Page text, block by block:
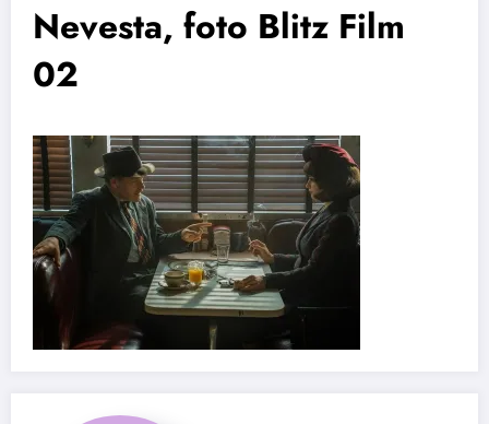
Nevesta, foto Blitz Film
02